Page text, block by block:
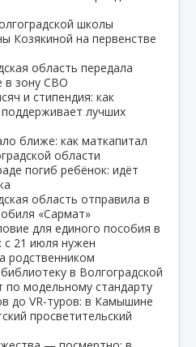
школы
Козякиной на первенстве
область передала
в зону СВО
и стипендия: как
лучших
ближе: как маткапитал
области
погиб ребёнок: идёт
область отправила в
«Сармат»
для единого пособия в
с 21 июля нужен
родственником
в Волгоградской
по модельному стандарту
до VR‑туров: в Камышине
просветительский